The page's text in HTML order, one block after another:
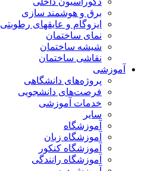
برق و هوشمند سازی
ایزوگام و عایقهای رطوبتی
نمای ساختمان
شیشه ساختمان
نقاشی ساختمان
آموزشی
پروژه‌های دانشگاهی
فرصت‌های دانشجویی
خدمات آموزشی
سایر
آموزشگاه
آموزشگاه زبان
آموزشگاه کنکور
آموزشگاه رانندگی